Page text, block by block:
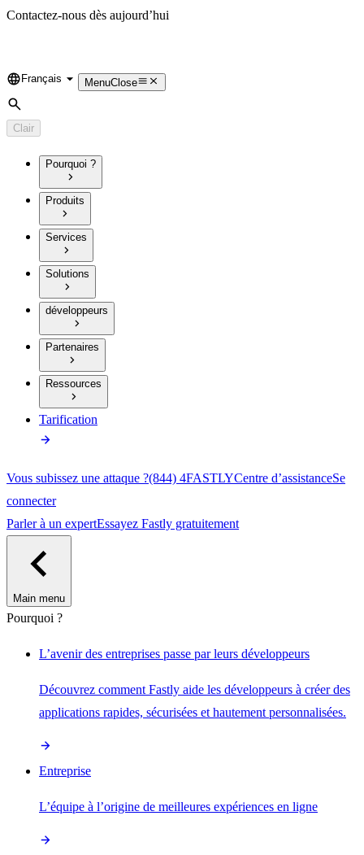
Contactez-nous dès aujourd’hui
Language
Français MenuClose
Rechercher
Clair
Pourquoi ?
Produits
Services
Solutions
développeurs
Partenaires
Ressources
Tarification
Vous subissez une attaque ?(844) 4FASTLYCentre d’assistanceSe
connecter
Parler à un expertEssayez Fastly gratuitement
Main menu
Pourquoi ?
L’avenir des entreprises passe par leurs développeurs
Découvrez comment Fastly aide les développeurs à créer des
applications rapides, sécurisées et hautement personnalisées.
Entreprise
L’équipe à l’origine de meilleures expériences en ligne